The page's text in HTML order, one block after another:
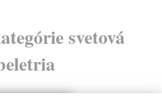
svetová